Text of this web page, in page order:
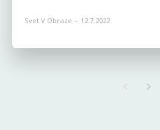
Svet V Obraze - 12.7.2022